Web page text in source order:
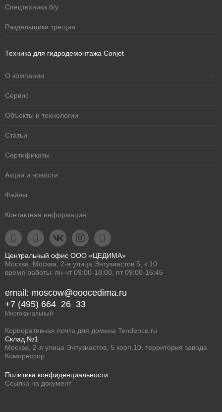
Спецтехника б/у
Раздельщики трещин
Техника для гидродемонтажа Conjet
О компании
Сервис
Объекты и технологии
Статьи
Сертификаты
Акции и новости
Файлы
Контактная информация
    
Центральный офис ООО «ЦЕДИМА»
Москва, Москва, 2-я улица Энтузиастов 5, к.10
время работы: пн-чт 09:00-18:00, пт 09:00-16:45
email: moscow@ooocedima.ru
+7 (495) 664 26 33
Многоканальный
Корпоративная почта для домена Tendence.ru
Склад №1
Москва, 2-я улица Энтузиастов, 5 корп.10, территория завода
Компрессор
Политика конфиденциальности
Ссылка на документ